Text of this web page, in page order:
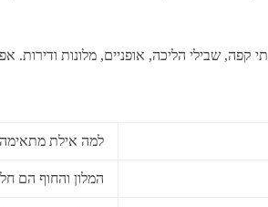
קפה, שבילי הליכה, אופניים, מלונות
למה אילת מתאימה
המלון והחוף הם